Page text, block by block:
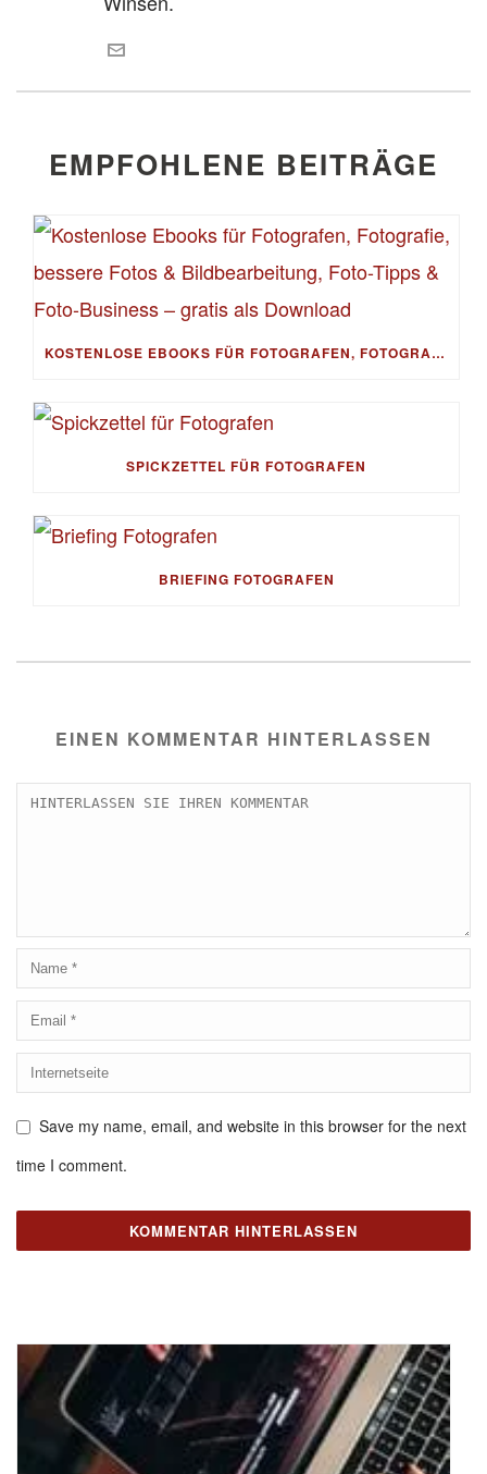
EMPFOHLENE BEITRÄGE
KOSTENLOSE EBOOKS FÜR FOTOGRAFEN, FOTOGRAFIE, BESSERE FOTOS & BILDBEARBEITUNG, FOTO-TIPPS & FOTO-BUSINESS – GRATIS ALS DOWNLOAD
SPICKZETTEL FÜR FOTOGRAFEN
BRIEFING FOTOGRAFEN
EINEN KOMMENTAR HINTERLASSEN
Save my name, email, and website in this browser for the next
time I comment.